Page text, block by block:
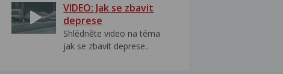
VIDEO: Jak se zbavit
deprese
Shlédněte video na téma
jak se zbavit deprese..